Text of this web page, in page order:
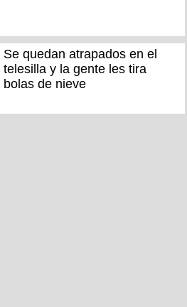
Se quedan atrapados en el
telesilla y la gente les tira
bolas de nieve